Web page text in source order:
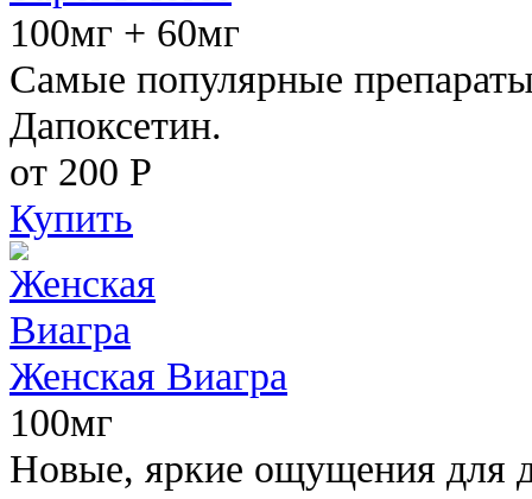
100мг + 60мг
Самые популярные
Дапоксетин.
от 200 Р
Купить
Женская Виагра
100мг
Новые, яркие ощущения для